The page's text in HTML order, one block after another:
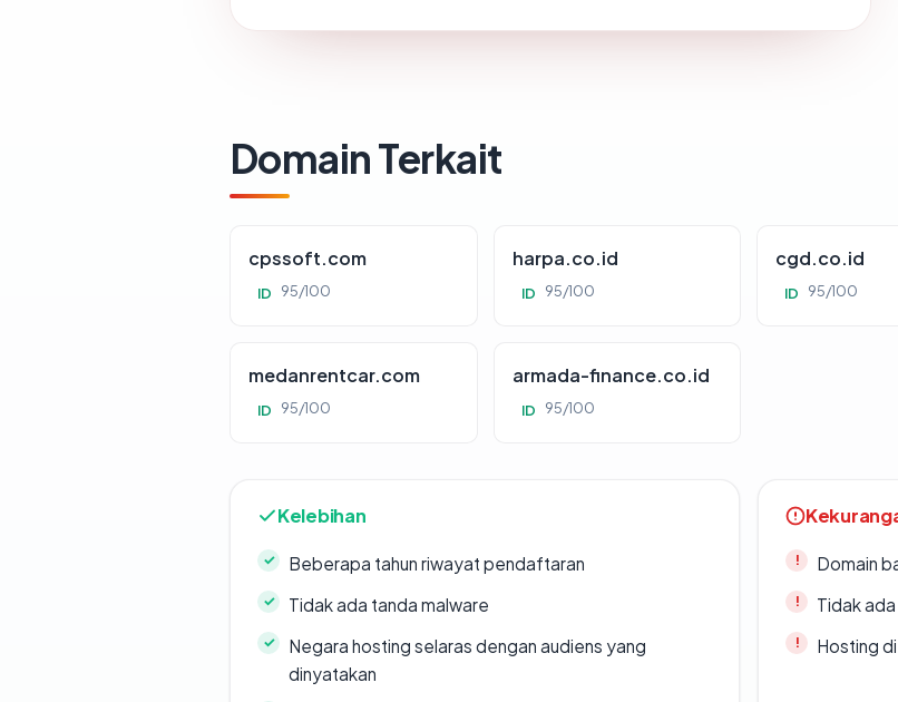
Domain Terkait
cpssoft.com
ID 95/100
harpa.co.id
ID 95/100
cgd.co.id
ID 95/100
medanrentcar.com
ID 95/100
armada-finance.co.id
ID 95/100
Kelebihan
Beberapa tahun riwayat pendaftaran
Tidak ada tanda malware
Negara hosting selaras dengan audiens yang
dinyatakan
Domain
Tidak
Hosting